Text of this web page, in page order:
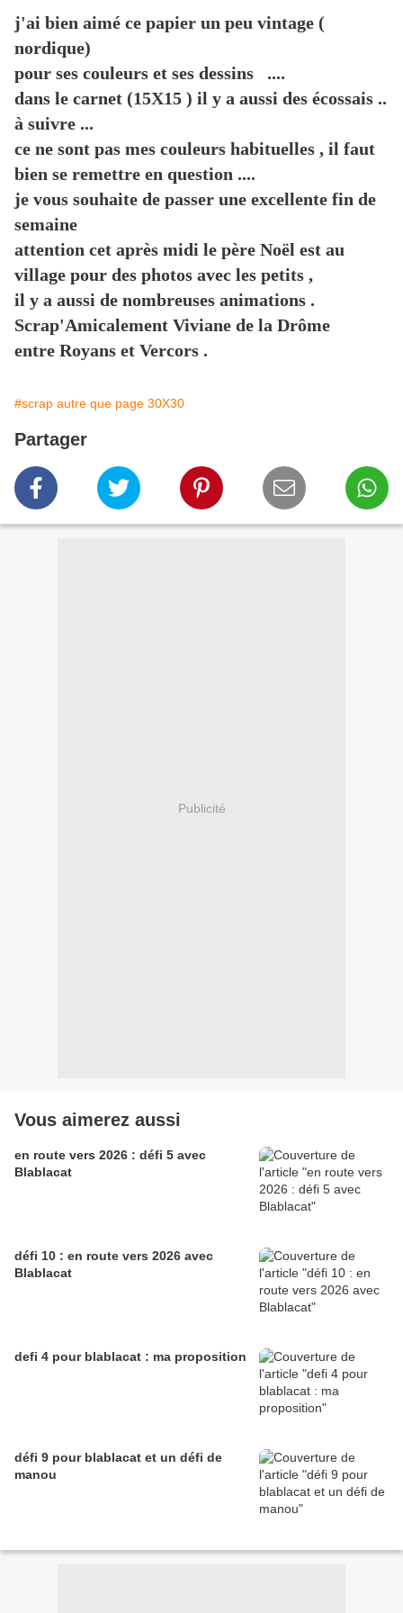
j'ai bien aimé ce papier un peu vintage (
nordique)
pour ses couleurs et ses dessins ....
dans le carnet (15X15 ) il y a aussi des écossais ..
à suivre ...
ce ne sont pas mes couleurs habituelles , il faut
bien se remettre en question ....
je vous souhaite de passer une excellente fin de
semaine
attention cet après midi le père Noël est au
village pour des photos avec les petits ,
il y a aussi de nombreuses animations .
Scrap'Amicalement Viviane de la Drôme
entre Royans et Vercors .
#scrap autre que page 30X30
Partager
Publicité
Vous aimerez aussi
en route vers 2026 : défi 5 avec
Blablacat
défi 10 : en route vers 2026 avec
Blablacat
defi 4 pour blablacat : ma proposition
défi 9 pour blablacat et un défi de
manou